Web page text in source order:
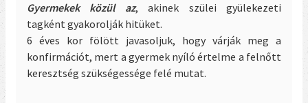
Gyermekek közül az, akinek szülei gyülekezeti
tagként gyakorolják hitüket.
6 éves kor fölött javasoljuk, hogy várják meg a
konfirmációt, mert a gyermek nyíló értelme a felnőtt
keresztség szükségessége felé mutat.